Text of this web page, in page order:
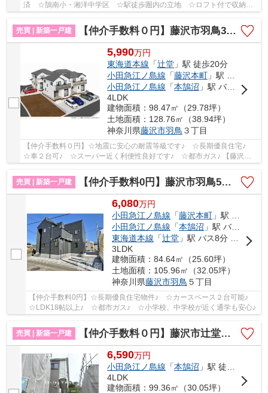
済 ☆鵠南小・湘洋中学区 ☆駅徒歩圏内の立地 ☆ロフト付で収納豊
売買 | 新築一戸建
【仲介手数料０円】藤沢市羽鳥3丁目 新築一戸建て 全5棟
5,990万円
東海道本線 「辻堂」駅 徒歩20分
小田急江ノ島線 「藤沢本町」駅 バス5分 「高山（藤沢市）」 停歩10分
小田急江ノ島線 「本鵠沼 」駅 バス4分 「高山車庫」 停歩12分
4LDK
建物面積：98.47㎡（29.78坪）
土地面積：128.76㎡（38.94坪）
神奈川県藤沢市羽鳥 ３丁目
【仲介手数料０円】☆地震に安心の耐震等級です♪ ☆長期優良住宅♪
☆車２台可♪ ☆スーパー近く利便性良好です♪ ☆都市ガス♪ 【藤沢市
売買 | 新築一戸建
【仲介手数料0円】藤沢市羽鳥5丁目 新築一戸建て
6,080万円
小田急江ノ島線 「藤沢本町 」駅 徒歩17分
小田急江ノ島線 「本鵠沼 」駅 バス4分 「高山車庫」 停歩11分
東海道本線 「辻堂 」駅 バス8分 「高山車庫」 停歩11分
3LDK
建物面積：84.64㎡（25.60坪）
土地面積：105.96㎡（32.05坪）
神奈川県藤沢市羽鳥 ５丁目
【仲介手数料0円】☆長期優良住宅物件♪ ☆カースペース２台可能♪
☆LDK18帖以上♪ ☆都市ガス♪ ☆小学校、中学校が近く通学も安心♪
売買 | 新築一戸建 【仲介手数料０円】藤沢市辻堂太平台2丁目3期 新築一戸建て 全3棟
6,590万円
小田急江ノ島線 「本鵠沼 」駅 徒歩20分
4LDK
建物面積：99.36㎡（30.05坪）